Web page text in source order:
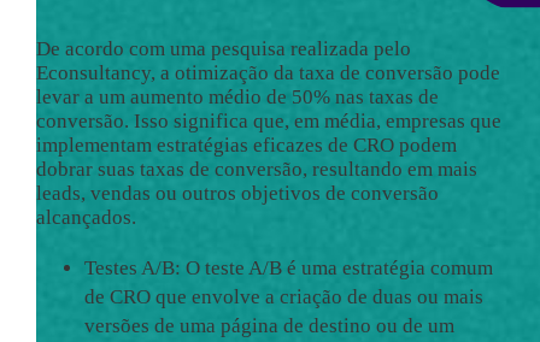
De acordo com uma pesquisa realizada pelo
Econsultancy, a otimização da taxa de conversão pode
levar a um aumento médio de 50% nas taxas de
conversão. Isso significa que, em média, empresas que
implementam estratégias eficazes de CRO podem
dobrar suas taxas de conversão, resultando em mais
leads, vendas ou outros objetivos de conversão
alcançados.
Testes A/B: O teste A/B é uma estratégia comum
de CRO que envolve a criação de duas ou mais
versões de uma página de destino ou de um